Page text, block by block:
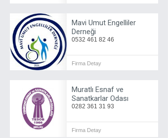
Mavi Umut Engelliler
Derneği
0532 461 82 46
Firma Detay
Muratlı Esnaf ve
Sanatkarlar Odası
0282 361 31 93
Firma Detay